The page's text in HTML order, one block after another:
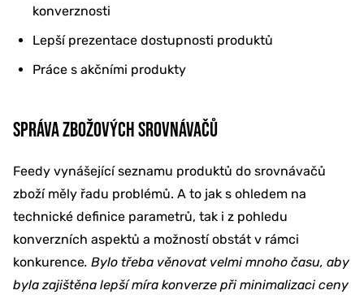
konverznosti
Lepší prezentace dostupnosti produktů
Práce s akčními produkty
SPRÁVA ZBOŽOVÝCH SROVNÁVAČŮ
Feedy vynášející seznamu produktů do srovnávačů
zboží měly řadu problémů. A to jak s ohledem na
technické definice parametrů, tak i z pohledu
konverzních aspektů a možností obstát v rámci
konkurence. Bylo třeba věnovat velmi mnoho času, aby
byla zajištěna lepší míra konverze při minimalizaci ceny